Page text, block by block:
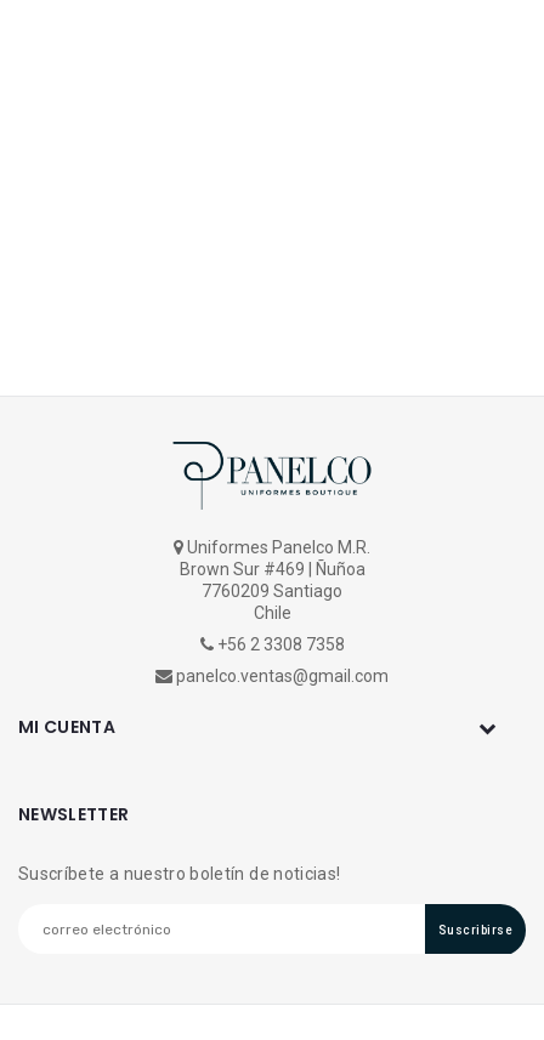
Uniformes Panelco M.R.
Brown Sur #469 | Ñuñoa
7760209 Santiago
Chile
+56 2 3308 7358
panelco.ventas@gmail.com
MI CUENTA
NEWSLETTER
Suscríbete a nuestro boletín de noticias!
Suscribirse